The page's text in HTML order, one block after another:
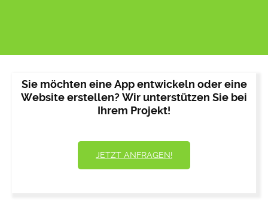
Sie möchten eine App entwickeln oder eine
Website erstellen? Wir unterstützen Sie bei
Ihrem Projekt!
JETZT ANFRAGEN!